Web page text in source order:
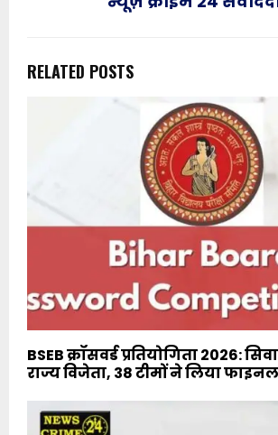
RELATED POSTS
BSEB क्रॉसवर्ड प्रतियोगिता 2026:
राज्य विजेता, 38 टीमों ने लिया